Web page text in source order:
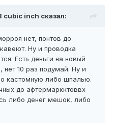
cubic inch сказал:
нет, понтов до
Ну и проводка
Есть деньги на новый
нет 10 раз подумай. Ну и
кастомную либо шпалью.
до афтермаркктоввх
либо денег мешок, либо